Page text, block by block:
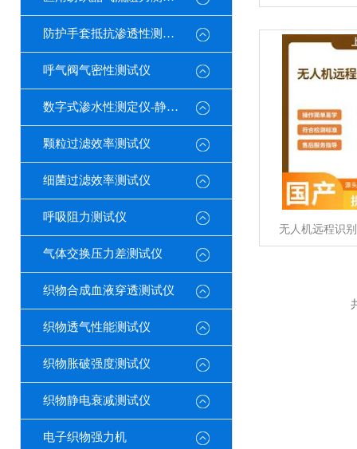
防护手套抵抗渗透性测定仪
呼气阀气密性测试仪
数字式渗水性测定仪-静水压
颗粒过滤效率测试仪
细菌过滤效率测试仪
呼吸阻力测试仪
气体交换压力差测试仪
织物合成血液穿透测试仪
织物透气性能测试仪
织物胀破强度测试仪
织物静电衰减测试仪
电子织物强力机
无人机远程识